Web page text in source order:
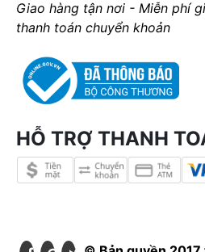
Giao hàng tận nơi - Miễn phí
thanh toán chuyển khoản
HỖ TRỢ THANH